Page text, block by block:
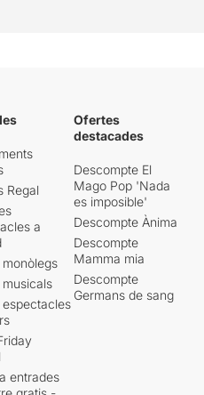
Regal
a
espectacles
entrades
Ofertes
destacades
Descompte El
Mago Pop 'Nada
es imposible'
Descompte Ànima
Descompte
Mamma mia
Descompte
Germans de sang